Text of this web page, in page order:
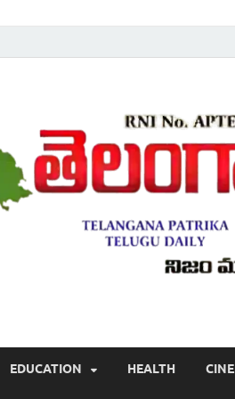
, తాజా వార్తలు , తెలుగు వార్తలు , బ్రేకింగ్
EDUCATION HEALTH